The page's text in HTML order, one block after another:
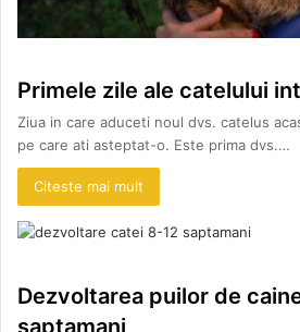
Primele zile ale catelului
Ziua in care aduceti noul dvs. catelus
pe care ati asteptat-o. Este prima dvs.…
Citeste mai mult
Dezvoltarea puilor de
saptamani